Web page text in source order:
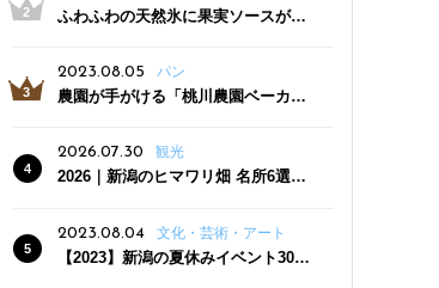
ふわふわの天然氷に果実ソースがた
三条駅近くにオープン
2023.08.05 パン
農園が手がける「桃川農園ベーカリ
った焼きたてパンのほか、ジェラー
トやスムージーも
2026.07.30 観光
2026｜新潟のヒマワリ畑 名所6選
2023.08.04
文化・芸術・アート
【2023】新潟の夏休みイベント30